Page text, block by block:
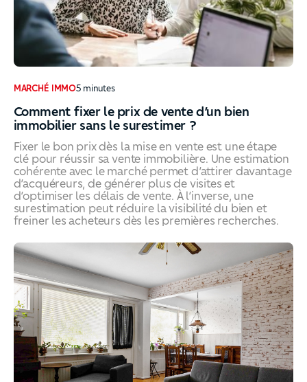
MARCHÉ IMMO5 minutes
Comment fixer le prix de vente d’un bien
immobilier sans le surestimer ?
Fixer le bon prix dès la mise en vente est une étape
clé pour réussir sa vente immobilière. Une estimation
cohérente avec le marché permet d’attirer davantage
d’acquéreurs, de générer plus de visites et
d’optimiser les délais de vente. À l’inverse, une
surestimation peut réduire la visibilité du bien et
freiner les acheteurs dès les premières recherches.